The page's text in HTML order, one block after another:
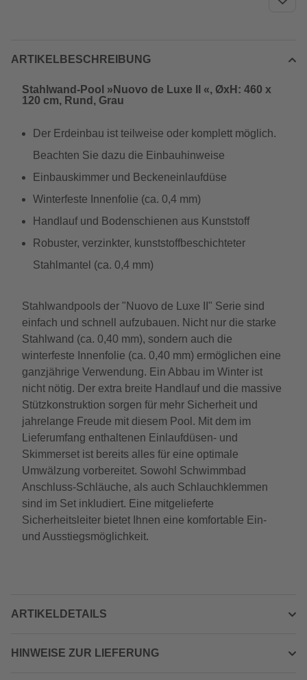
ARTIKELBESCHREIBUNG
Stahlwand-Pool »Nuovo de Luxe II «, ØxH: 460 x
120 cm, Rund, Grau
Der Erdeinbau ist teilweise oder komplett möglich.
Beachten Sie dazu die Einbauhinweise
Einbauskimmer und Beckeneinlaufdüse
Winterfeste Innenfolie (ca. 0,4 mm)
Handlauf und Bodenschienen aus Kunststoff
Robuster, verzinkter, kunststoffbeschichteter
Stahlmantel (ca. 0,4 mm)
Stahlwandpools der "Nuovo de Luxe II" Serie sind
einfach und schnell aufzubauen. Nicht nur die starke
Stahlwand (ca. 0,40 mm), sondern auch die
winterfeste Innenfolie (ca. 0,40 mm) ermöglichen eine
ganzjährige Verwendung. Ein Abbau im Winter ist
nicht nötig. Der extra breite Handlauf und die massive
Stützkonstruktion sorgen für mehr Sicherheit und
jahrelange Freude mit diesem Pool. Mit dem im
Lieferumfang enthaltenen Einlaufdüsen- und
Skimmerset ist bereits alles für eine optimale
Umwälzung vorbereitet. Sowohl Schwimmbad
Anschluss-Schläuche, als auch Schlauchklemmen
sind im Set inkludiert. Eine mitgelieferte
Sicherheitsleiter bietet Ihnen eine komfortable Ein-
und Ausstiegsmöglichkeit.
ARTIKELDETAILS
HINWEISE ZUR LIEFERUNG